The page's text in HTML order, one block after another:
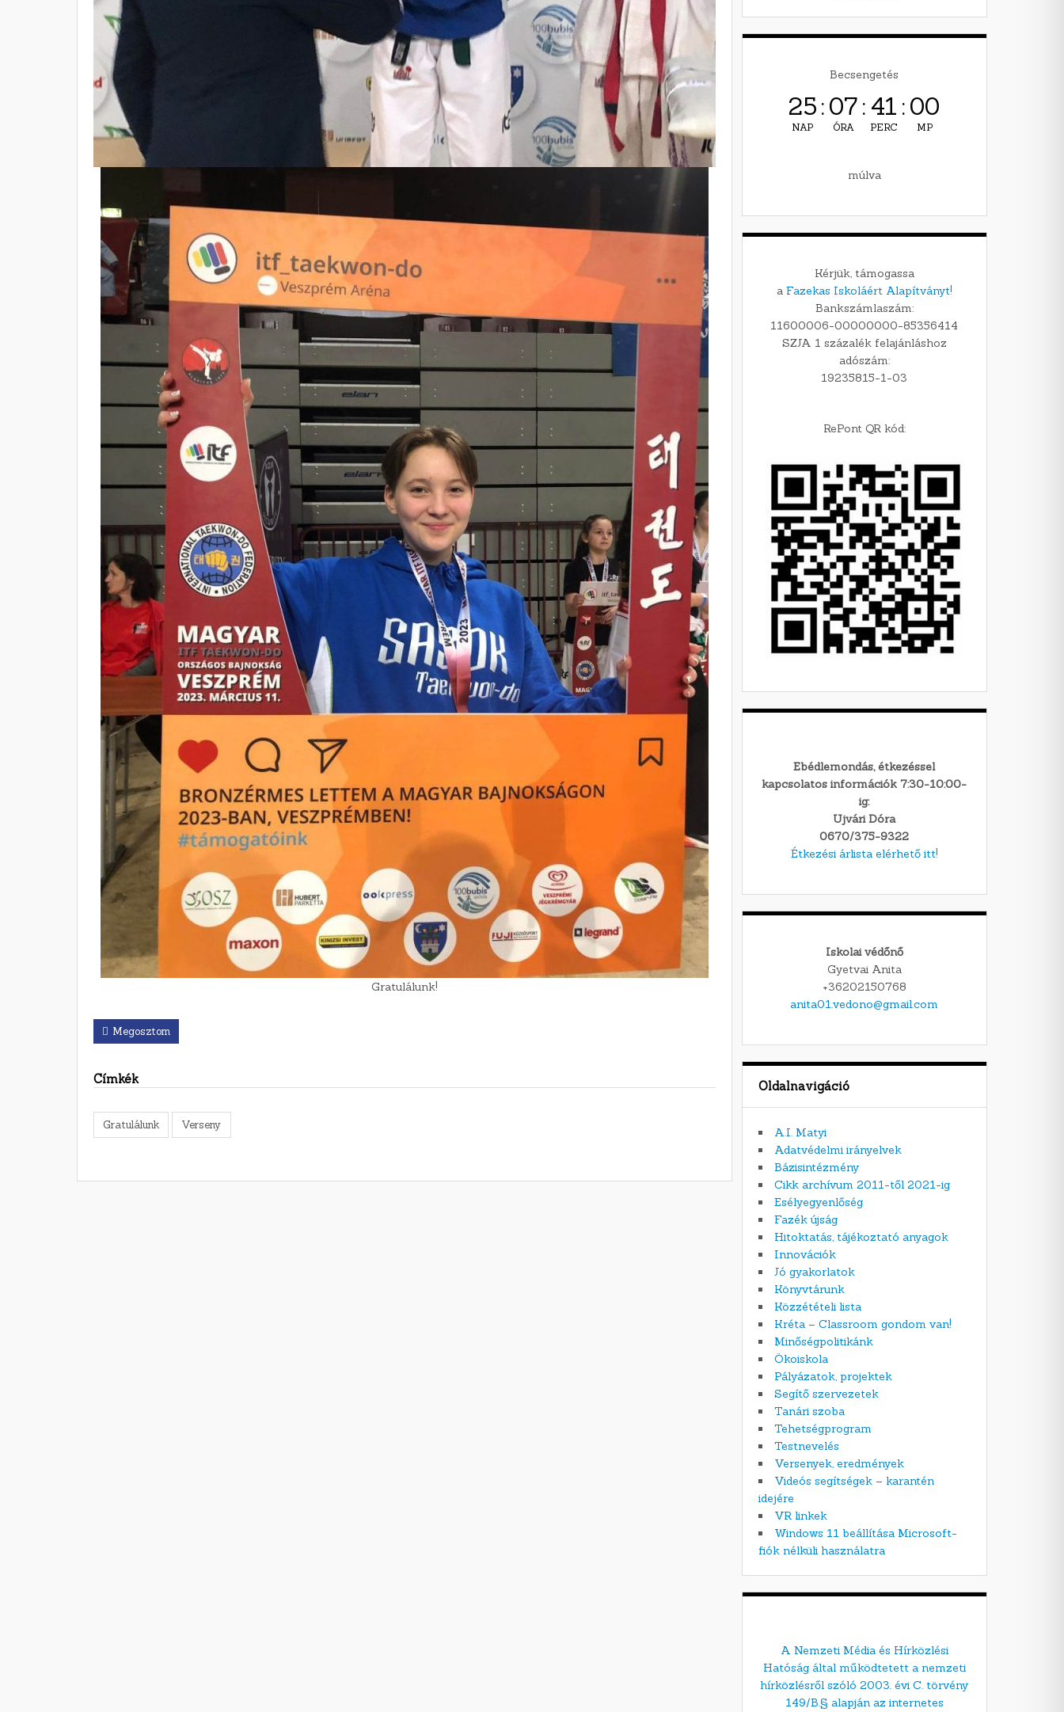
Gratulálunk!
Megosztom
Címkék
Gratulálunk Verseny
Becsengetés
25
NAP
:07
ÓRA
: 40
PERC
: 58
MP
múlva
Kérjük, támogassa
a Fazekas Iskoláért Alapítványt!
Bankszámlaszám:
11600006-00000000-85356414
SZJA 1 százalék felajánláshoz
adószám:
19235815-1-03
RePont QR kód:
Ebédlemondás, étkezéssel
kapcsolatos információk 7:30-10:00-
ig:
Ujvári Dóra
0670/375-9322
Étkezési árlista elérhető itt!
Iskolai védőnő
Gyetvai Anita
+36202150768
anita01.vedono@gmail.com
Oldalnavigáció
A.I. Matyi
Adatvédelmi irányelvek
Bázisintézmény
Cikk archívum 2011-től 2021-ig
Esélyegyenlőség
Fazék újság
Hitoktatás, tájékoztató anyagok
Innovációk
Jó gyakorlatok
Könyvtárunk
Közzétételi lista
Kréta – Classroom gondom van!
Minőségpolitikánk
Ökoiskola
Pályázatok, projektek
Segítő szervezetek
Tanári szoba
Tehetségprogram
Testnevelés
Versenyek, eredmények
Videós segítségek – karantén
idejére
VR linkek
Windows 11 beállítása Microsoft-
fiók nélküli használatra
A Nemzeti Média és Hírközlési
Hatóság által működtetett a nemzeti
hírközlésről szóló 2003. évi C. törvény
149/B.§ alapján az internetes